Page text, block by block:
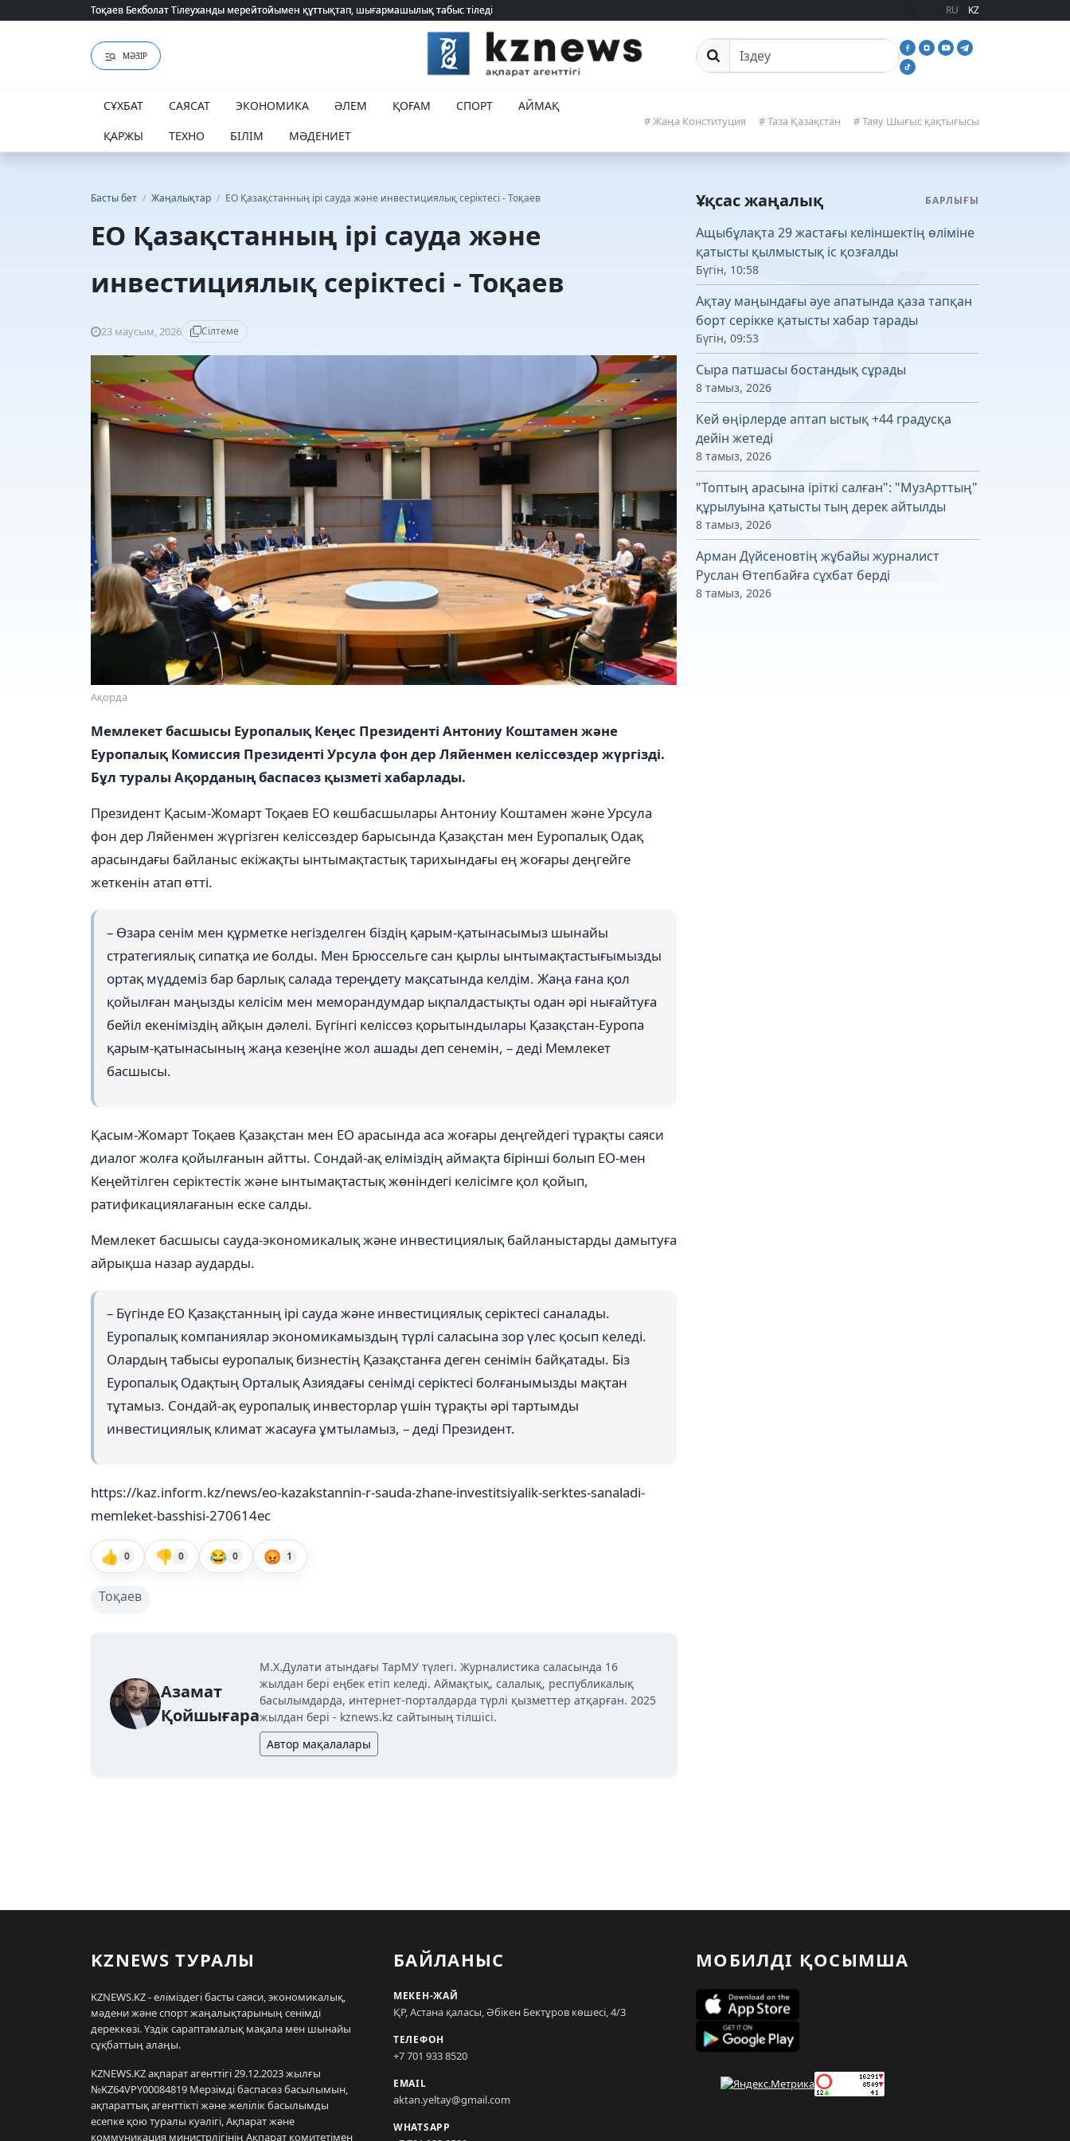
Тоқаев Бекболат Тілеуханды мерейтойымен құттықтап, шығармашылық табыс тіледі
Тоқаев Бекболат Тілеуханды мерейтойымен құттықтап, шығармашылық табыс тіледі RU KZ
МӘЗІР Сайттан іздеу
СҰХБАТ САЯСАТ ЭКОНОМИКА ӘЛЕМ ҚОҒАМ СПОРТ
АЙМАҚ
ҚАРЖЫ
ТЕХНО БІЛІМ МӘДЕНИЕТ
# Жаңа Конституция # Таза Қазақстан # Таяу Шығыс қақтығысы
Басты бет / Жаңалықтар / ЕО Қазақстанның ірі сауда және инвестициялық серіктесі - Тоқаев
ЕО Қазақстанның ірі сауда және
инвестициялық серіктесі - Тоқаев
23 маусым, 2026 Сілтеме
Ақорда
Мемлекет басшысы Еуропалық Кеңес Президенті Антониу Коштамен және
Еуропалық Комиссия Президенті Урсула фон дер Ляйенмен келіссөздер жүргізді.
Бұл туралы Ақорданың баспасөз қызметі хабарлады.
Президент Қасым-Жомарт Тоқаев ЕО көшбасшылары Антониу Коштамен және Урсула
фон дер Ляйенмен жүргізген келіссөздер барысында Қазақстан мен Еуропалық Одақ
арасындағы байланыс екіжақты ынтымақтастық тарихындағы ең жоғары деңгейге
жеткенін атап өтті.
– Өзара сенім мен құрметке негізделген біздің қарым-қатынасымыз шынайы
стратегиялық сипатқа ие болды. Мен Брюссельге сан қырлы ынтымақтастығымызды
ортақ мүддеміз бар барлық салада тереңдету мақсатында келдім. Жаңа ғана қол
қойылған маңызды келісім мен меморандумдар ықпалдастықты одан әрі нығайтуға
бейіл екеніміздің айқын дәлелі. Бүгінгі келіссөз қорытындылары Қазақстан-Еуропа
қарым-қатынасының жаңа кезеңіне жол ашады деп сенемін, – деді Мемлекет
басшысы.
Қасым-Жомарт Тоқаев Қазақстан мен ЕО арасында аса жоғары деңгейдегі тұрақты саяси
диалог жолға қойылғанын айтты. Сондай-ақ еліміздің аймақта бірінші болып ЕО-мен
Кеңейтілген серіктестік және ынтымақтастық жөніндегі келісімге қол қойып,
ратификациялағанын еске салды.
Мемлекет басшысы сауда-экономикалық және инвестициялық байланыстарды дамытуға
айрықша назар аударды.
– Бүгінде ЕО Қазақстанның ірі сауда және инвестициялық серіктесі саналады.
Еуропалық компаниялар экономикамыздың түрлі саласына зор үлес қосып келеді.
Олардың табысы еуропалық бизнестің Қазақстанға деген сенімін байқатады. Біз
Еуропалық Одақтың Орталық Азиядағы сенімді серіктесі болғанымызды мақтан
тұтамыз. Сондай-ақ еуропалық инвесторлар үшін тұрақты әрі тартымды
инвестициялық климат жасауға ұмтыламыз, – деді Президент.
https://kaz.inform.kz/news/eo-kazakstannin-r-sauda-zhane-investitsiyalik-serktes-sanaladi-
memleket-basshisi-270614ec
👍 0 👎 0 😂 0 😡 1
Тоқаев
Азамат
Қойшығара
М.Х.Дулати атындағы ТарМУ түлегі. Журналистика саласында 16
жылдан бері еңбек етіп келеді. Аймақтық, салалық, республикалық
басылымдарда, интернет-порталдарда түрлі қызметтер атқарған. 2025
жылдан бері - kznews.kz сайтының тілшісі.
Автор мақалалары
Ұқсас жаңалық БАРЛЫҒЫ
Ащыбұлақта 29 жастағы келіншектің өліміне
қатысты қылмыстық іс қозғалды
Бүгін, 10:58
Ақтау маңындағы әуе апатында қаза тапқан
борт серікке қатысты хабар тарады
Бүгін, 09:53
Сыра патшасы бостандық сұрады
8 тамыз, 2026
Кей өңірлерде аптап ыстық +44 градусқа
дейін жетеді
8 тамыз, 2026
"Топтың арасына іріткі салған": "МузАрттың"
құрылуына қатысты тың дерек айтылды
8 тамыз, 2026
Арман Дүйсеновтің жұбайы журналист
Руслан Өтепбайға сұхбат берді
8 тамыз, 2026
KZNEWS ТУРАЛЫ
KZNEWS.KZ - еліміздегі басты саяси, экономикалық,
мәдени және спорт жаңалықтарының сенімді
дереккөзі. Үздік сараптамалық мақала мен шынайы
сұқбаттың алаңы.
KZNEWS.KZ ақпарат агенттігі 29.12.2023 жылғы
№KZ64VPY00084819 Мерзімді баспасөз басылымын,
ақпараттық агенттікті және желілік басылымды
есепке қою туралы куәлігі, Ақпарат және
коммуникация министрлігінің Ақпарат комитетімен
БАЙЛАНЫС
МЕКЕН-ЖАЙ
ҚР, Астана қаласы, Әбікен Бектұров көшесі, 4/3
ТЕЛЕФОН
+7 701 933 8520
EMAIL
aktan.yeltay@gmail.com
WHATSAPP
МОБИЛДІ ҚОСЫМША